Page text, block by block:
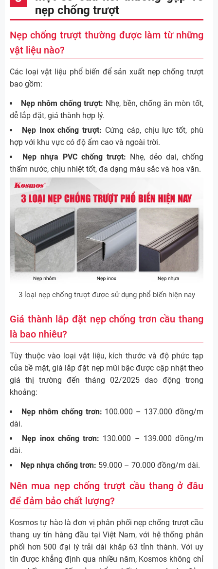
nẹp chống trượt
Nẹp chống trượt thường được làm từ những
vật liệu nào?
Các loại vật liệu phổ biến để sản xuất nẹp chống trượt
bao gồm:
Nẹp nhôm chống trượt: Nhẹ, bền, chống ăn mòn tốt,
dễ lắp đặt, giá thành hợp lý.
Nẹp Inox chống trượt: Cứng cáp, chịu lực tốt, phù
hợp với khu vực có độ ẩm cao và ngoài trời.
Nẹp nhựa PVC chống trượt: Nhẹ, dẻo dai, chống
thấm nước, chịu nhiệt tốt, đa dạng màu sắc và hoa văn.
3 loại nẹp chống trượt được sử dụng phổ biến hiện nay
Giá thành lắp đặt nẹp chống trơn cầu thang
là bao nhiêu?
Tùy thuộc vào loại vật liệu, kích thước và độ phức tạp
của bề mặt, giá lắp đặt nẹp mũi bậc được cập nhật theo
giá thị trường đến tháng 02/2025 dao động trong
khoảng:
Nẹp nhôm chống trơn: 100.000 – 137.000 đồng/m
dài.
Nẹp inox chống trơn: 130.000 – 139.000 đồng/m
dài.
Nẹp nhựa chống trơn: 59.000 – 70.000 đồng/m dài.
Nên mua nẹp chống trượt cầu thang ở đâu
để đảm bảo chất lượng?
Kosmos tự hào là đơn vị phân phối nẹp chống trượt cầu
thang uy tín hàng đầu tại Việt Nam, với hệ thống phân
phối hơn 500 đại lý trải dài khắp 63 tỉnh thành. Với uy
tín được khẳng định qua nhiều năm, Kosmos không chỉ